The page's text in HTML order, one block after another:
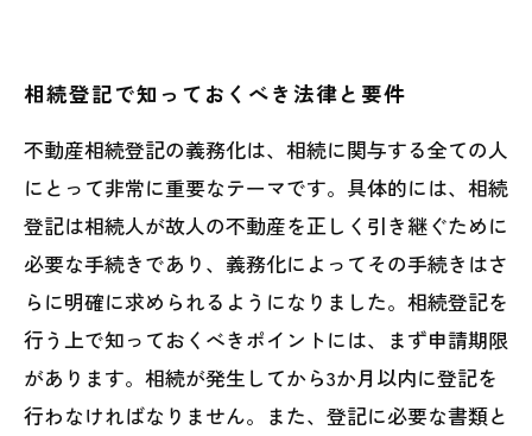
相続登記で知っておくべき法律と要件
不動産相続登記の義務化は、相続に関与する全ての人
にとって非常に重要なテーマです。具体的には、相続
登記は相続人が故人の不動産を正しく引き継ぐために
必要な手続きであり、義務化によってその手続きはさ
らに明確に求められるようになりました。相続登記を
行う上で知っておくべきポイントには、まず申請期限
があります。相続が発生してから3か月以内に登記を
行わなければなりません。また、登記に必要な書類と